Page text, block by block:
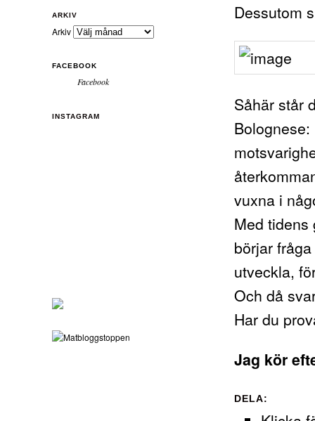
Dessutom
Såhär står
vuxna i
Med tidens
börjar
utveckla,
Och då
Har du
Jag kör
DELA:
ARKIV
Arkiv
FACEBOOK
Facebook
INSTAGRAM